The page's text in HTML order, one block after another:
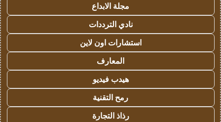
مجلة الابداع
نادي الترددات
استشارات اون لاين
المعارف
هيدب فيديو
رمح التقنية
رذاذ التجارة